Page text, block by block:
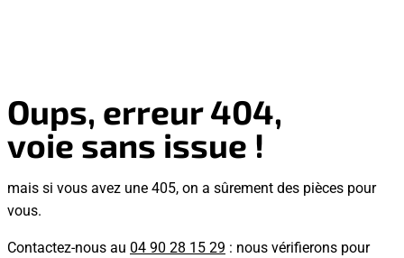
Oups, erreur 404,
voie sans issue !
mais si vous avez une 405, on a sûrement des pièces pour
vous.
Contactez-nous au 04 90 28 15 29 : nous vérifierons pour